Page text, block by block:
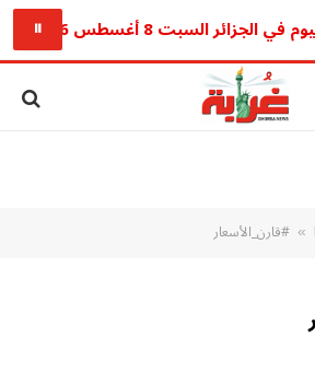
2026.. آخر تحديث للجرام والأونصة ⏸
» #قارن_الأسعار